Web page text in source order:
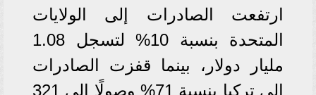
ارتفعت الصادرات إلى الولايات
المتحدة بنسبة 10% لتسجل 1.08
مليار دولار، بينما قفزت الصادرات
إلى تركيا بنسبة 71% وصولًا إلى 321